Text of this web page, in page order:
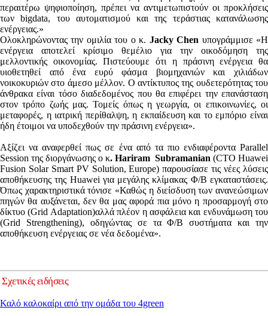
περαιτέρω ψηφιοποίηση, πρέπει να αντιμετωπιστούν οι προκλήσεις
των bigdata, του αυτοματισμού και της τεράστιας κατανάλωσης
ενέργειας.»
Ολοκληρώνοντας την ομιλία του ο κ. Jacky Chen υπογράμμισε «Η
ενέργεια αποτελεί κρίσιμο θεμέλιο για την οικοδόμηση της
μελλοντικής οικονομίας. Πιστεύουμε ότι η πράσινη ενέργεια θα
υιοθετηθεί από ένα ευρύ φάσμα βιομηχανιών και χιλιάδων
νοικοκυριών στο άμεσο μέλλον. Ο αντίκτυπος της ουδετερότητας του
άνθρακα είναι τόσο διαδεδομένος που θα επιφέρει την επανάσταση
στον τρόπο ζωής μας. Τομείς όπως η γεωργία, οι επικοινωνίες, οι
μεταφορές, η ιατρική περίθαλψη, η εκπαίδευση και το εμπόριο είναι
ήδη έτοιμοι να υποδεχθούν την πράσινη ενέργεια».
Αξίζει να αναφερθεί πως σε ένα από τα πιο ενδιαφέροντα Parallel
Session της διοργάνωσης ο κ. Hariram Subramanian (CTO Huawei
Fusion Solar Smart PV Solution, Europe) παρουσίασε τις νέες λύσεις
αποθήκευσης της Huawei για μεγάλης κλίμακας Φ/Β εγκαταστάσεις.
Όπως χαρακτηριστικά τόνισε «Καθώς η διείσδυση των ανανεώσιμων
πηγών θα αυξάνεται, δεν θα μας αφορά πια μόνο η προσαρμογή στο
δίκτυο (Grid Adaptation)αλλά πλέον η ασφάλεια και ενδυνάμωση του
(Grid Strengthening), οδηγώντας σε τα Φ/Β συστήματα και την
αποθήκευση ενέργειας σε νέα δεδομένα».
Σχετικές ειδήσεις
Καλό καλοκαίρι από την ομάδα του 4green